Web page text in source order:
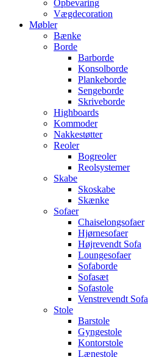
Opbevaring
Vægdecoration
Møbler
Bænke
Borde
Barborde
Konsolborde
Plankeborde
Sengeborde
Skriveborde
Highboards
Kommoder
Nakkestøtter
Reoler
Bogreoler
Reolsystemer
Skabe
Skoskabe
Skænke
Sofaer
Chaiselongsofaer
Hjørnesofaer
Højrevendt Sofa
Loungesofaer
Sofaborde
Sofasæt
Sofastole
Venstrevendt Sofa
Stole
Barstole
Gyngestole
Kontorstole
Lænestole